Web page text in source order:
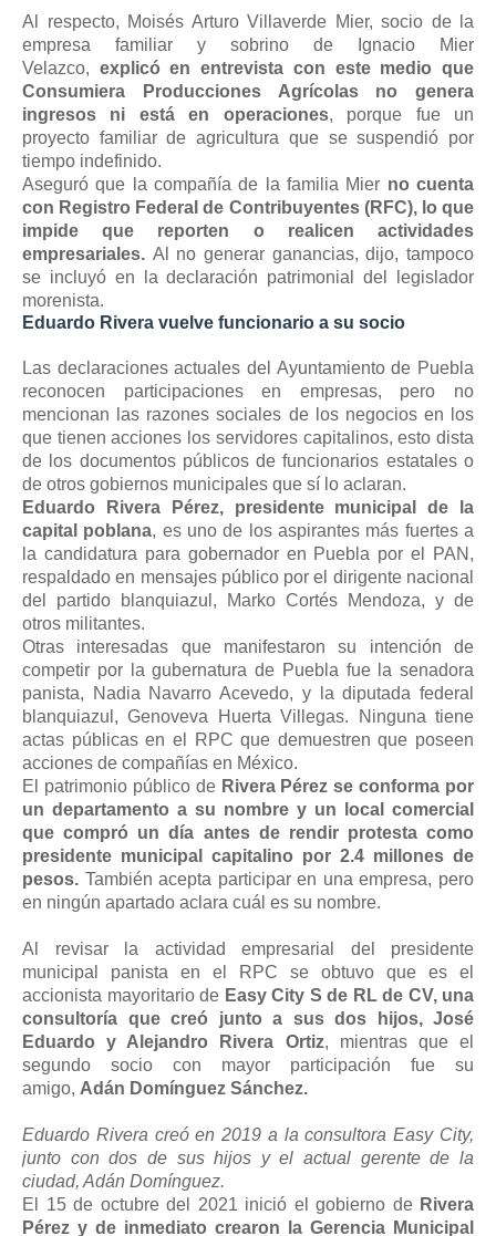
Al respecto, Moisés Arturo Villaverde Mier, socio de la
empresa familiar y sobrino de Ignacio Mier
Velazco, explicó en entrevista con este medio que
Consumiera Producciones Agrícolas no genera
ingresos ni está en operaciones, porque fue un
proyecto familiar de agricultura que se suspendió por
tiempo indefinido.
Aseguró que la compañía de la familia Mier no cuenta
con Registro Federal de Contribuyentes (RFC), lo que
impide que reporten o realicen actividades
empresariales. Al no generar ganancias, dijo, tampoco
se incluyó en la declaración patrimonial del legislador
morenista.
Eduardo Rivera vuelve funcionario a su socio
Las declaraciones actuales del Ayuntamiento de Puebla
reconocen participaciones en empresas, pero no
mencionan las razones sociales de los negocios en los
que tienen acciones los servidores capitalinos, esto dista
de los documentos públicos de funcionarios estatales o
de otros gobiernos municipales que sí lo aclaran.
Eduardo Rivera Pérez, presidente municipal de la
capital poblana, es uno de los aspirantes más fuertes a
la candidatura para gobernador en Puebla por el PAN,
respaldado en mensajes público por el dirigente nacional
del partido blanquiazul, Marko Cortés Mendoza, y de
otros militantes.
Otras interesadas que manifestaron su intención de
competir por la gubernatura de Puebla fue la senadora
panista, Nadia Navarro Acevedo, y la diputada federal
blanquiazul, Genoveva Huerta Villegas. Ninguna tiene
actas públicas en el RPC que demuestren que poseen
acciones de compañías en México.
El patrimonio público de Rivera Pérez se conforma por
un departamento a su nombre y un local comercial
que compró un día antes de rendir protesta como
presidente municipal capitalino por 2.4 millones de
pesos. También acepta participar en una empresa, pero
en ningún apartado aclara cuál es su nombre.
Al revisar la actividad empresarial del presidente
municipal panista en el RPC se obtuvo que es el
accionista mayoritario de Easy City S de RL de CV, una
consultoría que creó junto a sus dos hijos, José
Eduardo y Alejandro Rivera Ortiz, mientras que el
segundo socio con mayor participación fue su
amigo, Adán Domínguez Sánchez.
Eduardo Rivera creó en 2019 a la consultora Easy City,
junto con dos de sus hijos y el actual gerente de la
ciudad, Adán Domínguez.
El 15 de octubre del 2021 inició el gobierno de Rivera
Pérez y de inmediato crearon la Gerencia Municipal